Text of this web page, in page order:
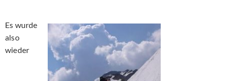
Es wurde
also
wieder